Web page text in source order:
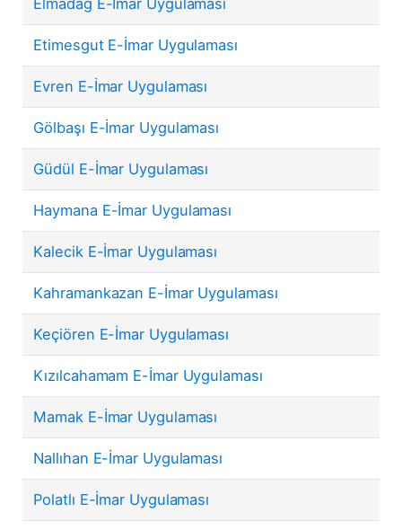
Etimesgut E-İmar Uygulaması
Evren E-İmar Uygulaması
Gölbaşı E-İmar Uygulaması
Güdül E-İmar Uygulaması
Haymana E-İmar Uygulaması
Kalecik E-İmar Uygulaması
Kahramankazan E-İmar Uygulaması
Keçiören E-İmar Uygulaması
Kızılcahamam E-İmar Uygulaması
Mamak E-İmar Uygulaması
Nallıhan E-İmar Uygulaması
Polatlı E-İmar Uygulaması